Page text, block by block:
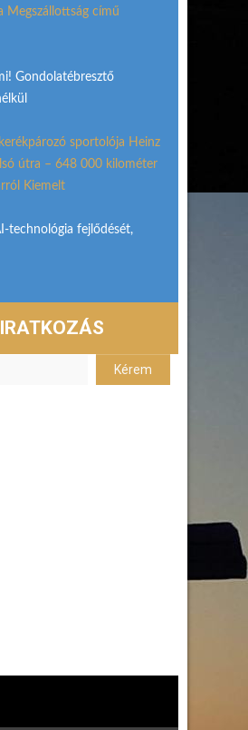
Megszállottság című
Gondolatébresztő
sportolója Heinz
útra – 648 000 kilométer
Kiemelt
technológia fejlődését,